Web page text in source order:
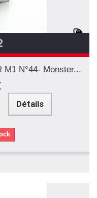
M1 N°44- Monster...
Détails